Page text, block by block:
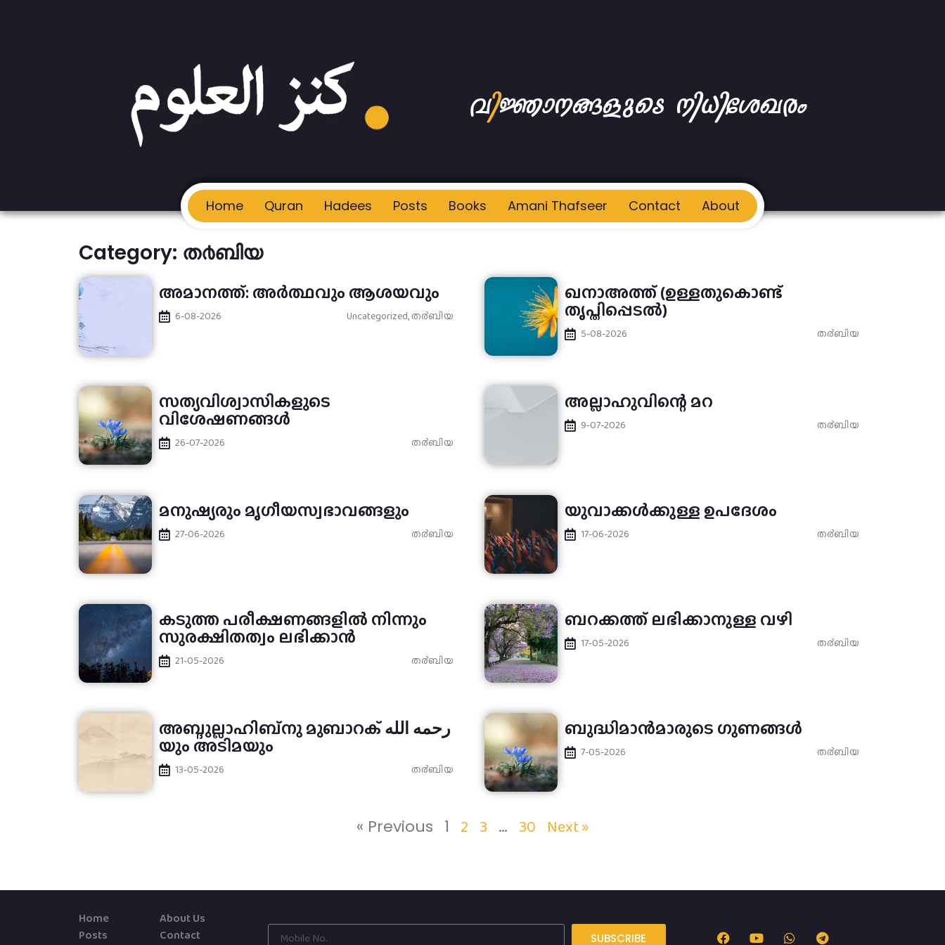
Home Quran Hadees Posts Books Amani Thafseer Contact About
Category: ത൪ബിയ
അമാനത്ത്: അര്‍ത്ഥവും ആശയവും
6-08-2026 Uncategorized, ത൪ബിയ
ഖനാഅത്ത് (ഉള്ളതുകൊണ്ട്
തൃപ്തിപ്പെടൽ)
5-08-2026 ത൪ബിയ
സത്യവിശ്വാസികളുടെ
വിശേഷണങ്ങൾ
26-07-2026 ത൪ബിയ
അല്ലാഹുവിന്റെ മറ
9-07-2026 ത൪ബിയ
മനുഷ്യരും മൃഗീയസ്വഭാവങ്ങളും
27-06-2026 ത൪ബിയ
യുവാക്കൾക്കുള്ള ഉപദേശം
17-06-2026 ത൪ബിയ
കടുത്ത പരീക്ഷണങ്ങളിൽ നിന്നും
സുരക്ഷിതത്വം ലഭിക്കാൻ
21-05-2026 ത൪ബിയ
ബറക്കത്ത് ലഭിക്കാനുള്ള വഴി
17-05-2026 ത൪ബിയ
അബ്ദുല്ലാഹിബ്നു മുബാറക് رحمه الله
യും അടിമയും
13-05-2026 ത൪ബിയ
ബുദ്ധിമാൻമാരുടെ ഗുണങ്ങൾ
7-05-2026 ത൪ബിയ
« Previous 1 2 3 … 30 Next »
Home
Posts
About Us
Contact
SUBSCRIBE